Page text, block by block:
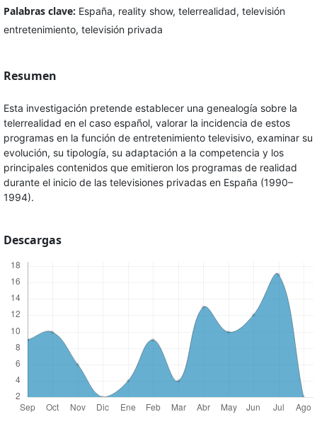
Palabras clave: España, reality show, telerrealidad, televisión
entretenimiento, televisión privada
Resumen
Esta investigación pretende establecer una genealogía sobre la
telerrealidad en el caso español, valorar la incidencia de estos
programas en la función de entretenimiento televisivo, examinar su
evolución, su tipología, su adaptación a la competencia y los
principales contenidos que emitieron los programas de realidad
durante el inicio de las televisiones privadas en España (1990–
1994).
Descargas